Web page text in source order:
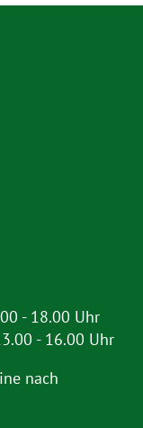
- 18.00 Uhr
- 16.00 Uhr
nach